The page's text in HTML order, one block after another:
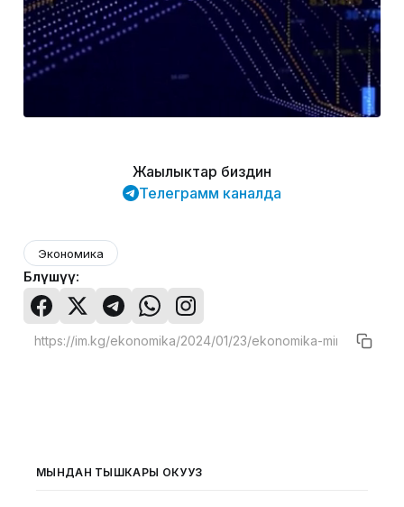
Жаңылыктар биздин
Телеграмм каналда
Экономика
Бөлүшүү:
МЫНДАН ТЫШКАРЫ ОКУҢУЗ